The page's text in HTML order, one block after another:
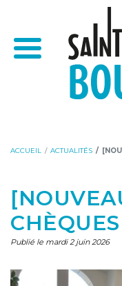
contenu
Menu
Accueil -
ACCUEIL ACTUALITÉS
Publié le mardi 2 juin 2026